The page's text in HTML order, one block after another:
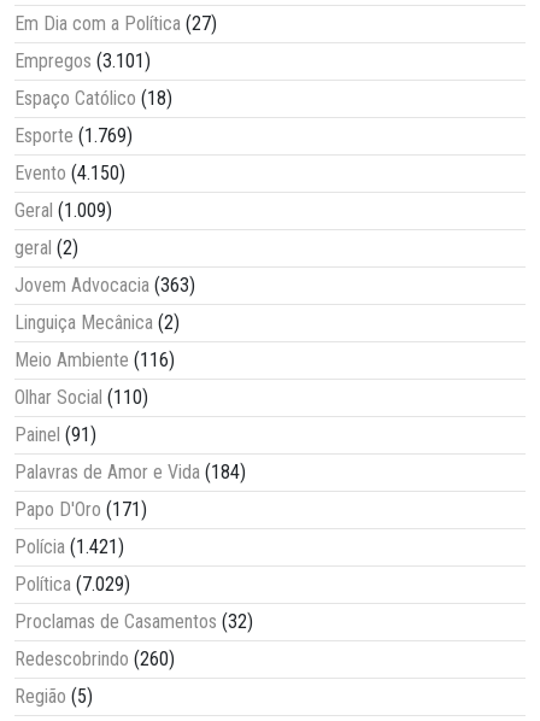
Em Dia com a Política (27)
Empregos (3.101)
Espaço Católico (18)
Esporte (1.769)
Evento (4.150)
Geral (1.009)
geral (2)
Jovem Advocacia (363)
Linguiça Mecânica (2)
Meio Ambiente (116)
Olhar Social (110)
Painel (91)
Palavras de Amor e Vida (184)
Papo D'Oro (171)
Polícia (1.421)
Política (7.029)
Proclamas de Casamentos (32)
Redescobrindo (260)
Região (5)